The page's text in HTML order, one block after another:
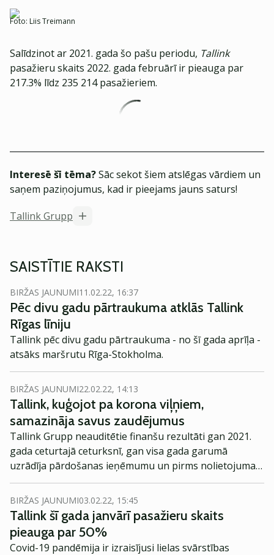
Foto: Liis Treimann
Salīdzinot ar 2021. gada šo pašu periodu, Tallink
pasažieru skaits 2022. gada februārī ir pieauga par
217.3% līdz 235 214 pasažieriem.
Interesē šī tēma?Sāc sekot šiem atslēgas vārdiem un
saņem paziņojumus, kad ir pieejams jauns saturs!
Tallink Grupp
SAISTĪTIE RAKSTI
BIRŽAS JAUNUMI11.02.22, 16:37
Pēc divu gadu pārtraukuma atklās Tallink
Rīgas līniju
Tallink pēc divu gadu pārtraukuma - no šī gada aprīļa -
atsāks maršrutu Rīga-Stokholma.
BIRŽAS JAUNUMI22.02.22, 14:13
Tallink, kuģojot pa korona viļņiem,
samazināja savus zaudējumus
Tallink Grupp neauditētie finanšu rezultāti gan 2021.
gada ceturtajā ceturksnī, gan visa gada garumā
uzrādīja pārdošanas ieņēmumu un pirms nolietojuma
pamatdarbības peļņas pieaugumu, gada laikā tīrie
zaudējumi samazinājās teju divas reizes.
BIRŽAS JAUNUMI03.02.22, 15:45
Tallink šī gada janvārī pasažieru skaits
pieauga par 50%
Covid-19 pandēmija ir izraisījusi lielas svārstības